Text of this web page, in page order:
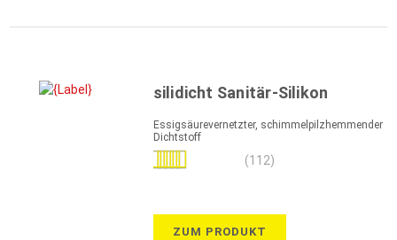
silidicht Sanitär-Silikon
Essigsäurevernetzter, schimmelpilzhemmender
Dichtstoff
Bewertung:
(112)
ZUM PRODUKT